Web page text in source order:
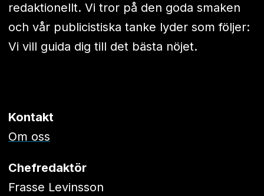
redaktionellt. Vi tror på den goda smaken
och vår publicistiska tanke lyder som följer:
Vi vill guida dig till det bästa nöjet.
Kontakt
Om oss
Chefredaktör
Frasse Levinsson